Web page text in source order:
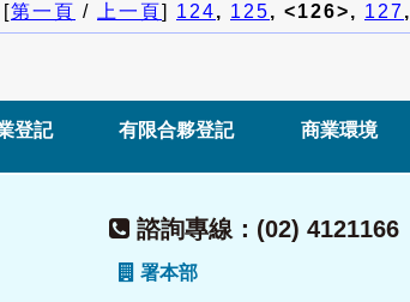
[第一頁 / 上一頁] 124, 125, <126>, 127,
登記 有限合夥登記 商業環境
諮詢專線：(02) 4121166
署本部